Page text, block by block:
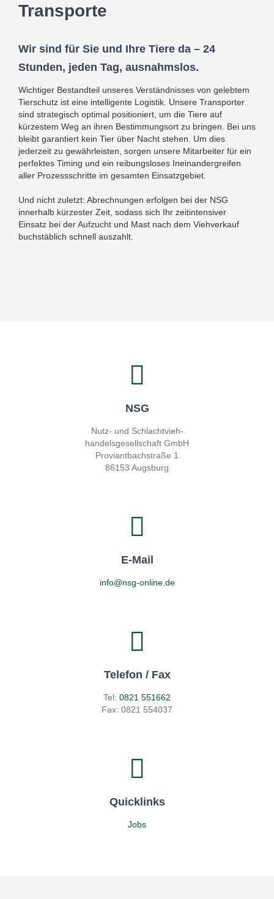
Transporte
Wir sind für Sie und Ihre Tiere da – 24
Stunden, jeden Tag, ausnahmslos.
Wichtiger Bestandteil unseres Verständnisses von gelebtem
Tierschutz ist eine intelligente Logistik. Unsere Transporter
sind strategisch optimal positioniert, um die Tiere auf
kürzestem Weg an ihren Bestimmungsort zu bringen. Bei uns
bleibt garantiert kein Tier über Nacht stehen. Um dies
jederzeit zu gewährleisten, sorgen unsere Mitarbeiter für ein
perfektes Timing und ein reibungsloses Ineinandergreifen
aller Prozessschritte im gesamten Einsatzgebiet.
Und nicht zuletzt: Abrechnungen erfolgen bei der NSG
innerhalb kürzester Zeit, sodass sich Ihr zeitintensiver
Einsatz bei der Aufzucht und Mast nach dem Viehverkauf
buchstäblich schnell auszahlt.
NSG
Nutz- und Schlachtvieh-
handelsgesellschaft GmbH
Proviantbachstraße 1
86153 Augsburg
E-Mail
info@nsg-online.de
Telefon / Fax
Tel: 0821 551662
Fax: 0821 554037
Quicklinks
Jobs